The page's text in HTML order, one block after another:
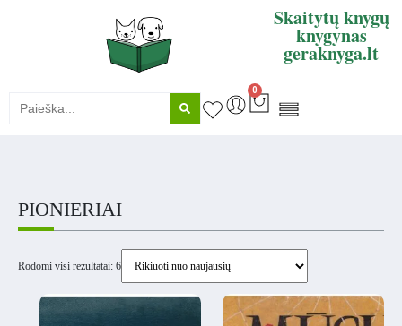
Skaitytų knygų
knygynas
geraknyga.lt
0
PIONIERIAI
Rodomi visi rezultatai: 6